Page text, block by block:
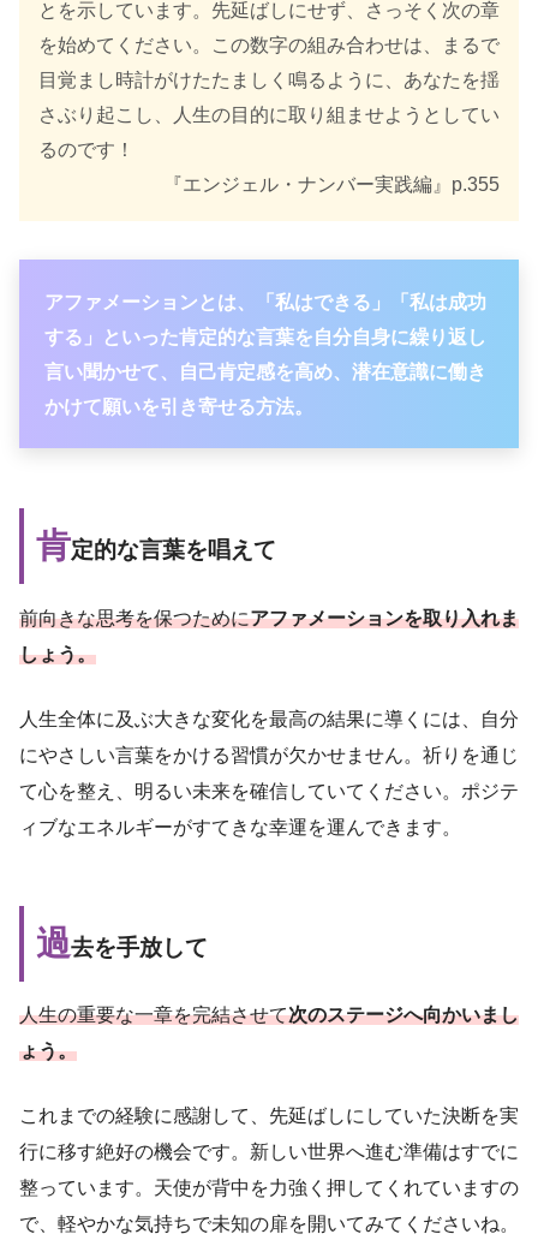
とを示しています。先延ばしにせず、さっそく次の章
を始めてください。この数字の組み合わせは、まるで
目覚まし時計がけたたましく鳴るように、あなたを揺
さぶり起こし、人生の目的に取り組ませようとしてい
るのです！
『エンジェル・ナンバー実践編』p.355
アファメーションとは、「私はできる」「私は成功
する」といった肯定的な言葉を自分自身に繰り返し
言い聞かせて、自己肯定感を高め、潜在意識に働き
かけて願いを引き寄せる方法。
肯定的な言葉を唱えて
前向きな思考を保つためにアファメーションを取り入れま
しょう。
人生全体に及ぶ大きな変化を最高の結果に導くには、自分
にやさしい言葉をかける習慣が欠かせません。祈りを通じ
て心を整え、明るい未来を確信していてください。ポジテ
ィブなエネルギーがすてきな幸運を運んできます。
過去を手放して
人生の重要な一章を完結させて次のステージへ向かいまし
ょう。
これまでの経験に感謝して、先延ばしにしていた決断を実
行に移す絶好の機会です。新しい世界へ進む準備はすでに
整っています。天使が背中を力強く押してくれていますの
で、軽やかな気持ちで未知の扉を開いてみてくださいね。